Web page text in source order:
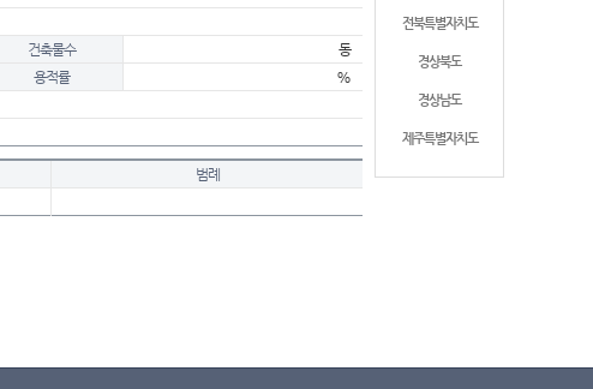
전북특별자치도
경상북도
경상남도
제주특별자치도
건축물수
동
용적률
%
범례